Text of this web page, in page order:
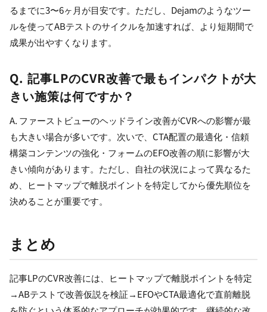
るまでに3〜6ヶ月が目安です。ただし、Dejamのようなツー
ルを使ってABテストのサイクルを加速すれば、より短期間で
成果が出やすくなります。
Q. 記事LPのCVR改善で最もインパクトが大
きい施策は何ですか？
A. ファーストビューのヘッドライン改善がCVRへの影響が最
も大きい場合が多いです。次いで、CTA配置の最適化・信頼
構築コンテンツの強化・フォームのEFO改善の順に影響が大
きい傾向があります。ただし、自社の状況によって異なるた
め、ヒートマップで離脱ポイントを特定してから優先順位を
決めることが重要です。
まとめ
記事LPのCVR改善には、ヒートマップで離脱ポイントを特定
→ABテストで改善仮説を検証→EFOやCTA最適化で直前離脱